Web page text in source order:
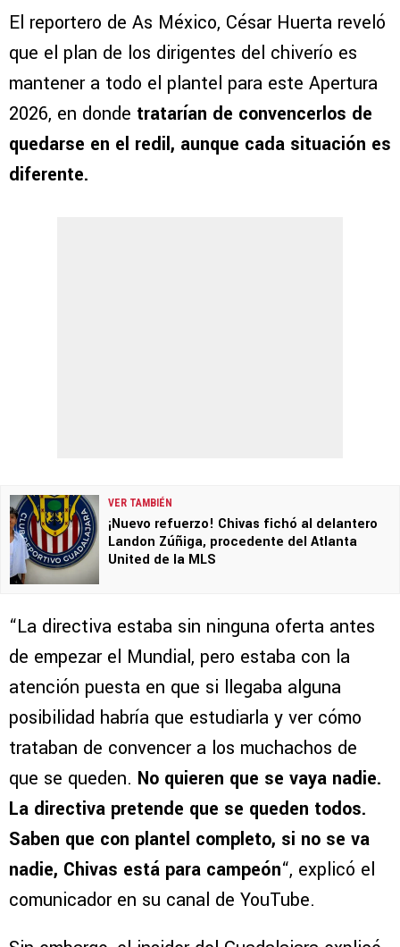
El reportero de As México, César Huerta reveló
que el plan de los dirigentes del chiverío es
mantener a todo el plantel para este Apertura
2026, en donde tratarían de convencerlos de
quedarse en el redil, aunque cada situación es
diferente.
VER TAMBIÉN
¡Nuevo refuerzo! Chivas fichó al delantero
Landon Zúñiga, procedente del Atlanta
United de la MLS
“La directiva estaba sin ninguna oferta antes
de empezar el Mundial, pero estaba con la
atención puesta en que si llegaba alguna
posibilidad habría que estudiarla y ver cómo
trataban de convencer a los muchachos de
que se queden. No quieren que se vaya nadie.
La directiva pretende que se queden todos.
Saben que con plantel completo, si no se va
nadie, Chivas está para campeón“, explicó el
comunicador en su canal de YouTube.